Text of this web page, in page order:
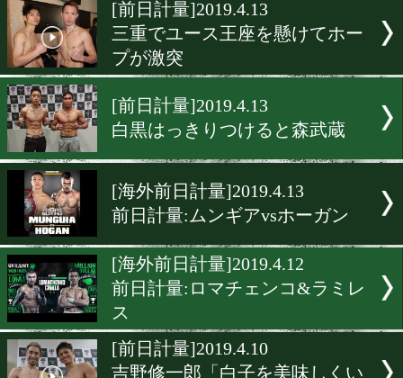
取だ!
[前日計量]2019.4.19
坂晃典「心も体も整った」
[前日計量]2019.4.17
バンタム級真の王者が決ま
[前日計量]2019.4.13
三重でユース王座を懸けて
プが激突